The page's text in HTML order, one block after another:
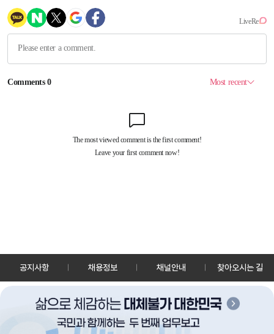
공지사항 채용정보 채널안내 찾아오시는 길
30128 세종특별자치시 정부2청사로 13 한국정책방송원 KTV
TEL: 044-204-8000
Copyrightⓒ KTV 국민방송 All Rights Reserved.